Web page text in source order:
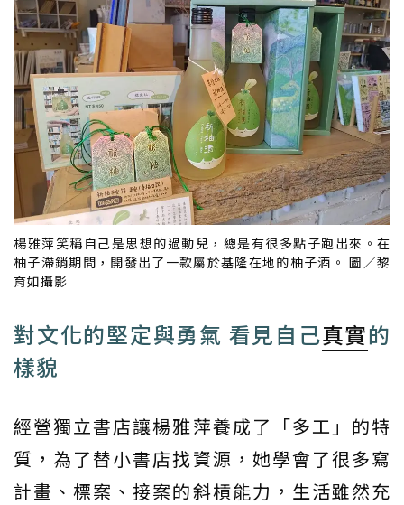
楊雅萍笑稱自己是思想的過動兒，總是有很多點子跑出來。在
柚子滯銷期間，開發出了一款屬於基隆在地的柚子酒。 圖／黎
育如攝影
對文化的堅定與勇氣 看見自己真實的
樣貌
經營獨立書店讓楊雅萍養成了「多工」的特
質，為了替小書店找資源，她學會了很多寫
計畫、標案、接案的斜槓能力，生活雖然充